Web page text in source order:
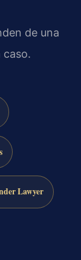
de una
caso.
Lawyer